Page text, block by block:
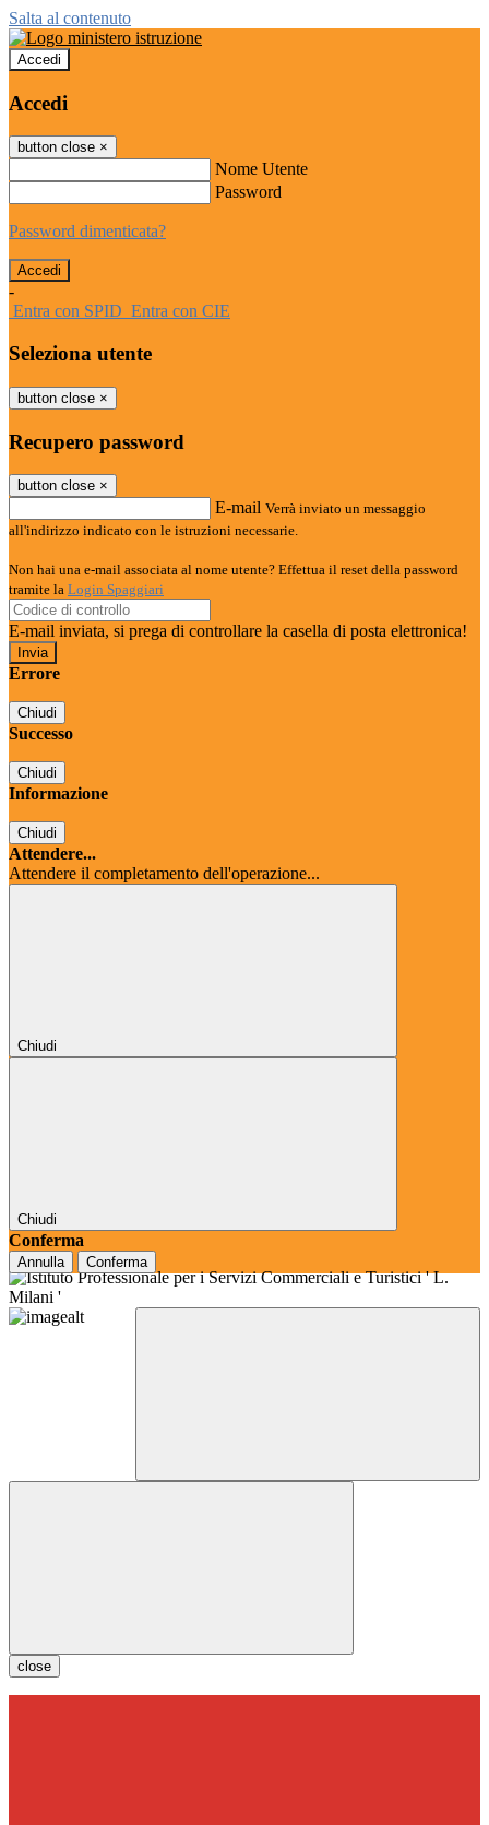
Salta al contenuto
Accedi
Accedi
button close ×
Nome Utente
Password
Password dimenticata?
-
Entra con SPID Entra con CIE
Seleziona utente
button close ×
Recupero password
button close ×
E-mail Verrà inviato un messaggio
all'indirizzo indicato con le istruzioni necessarie.
Non hai una e-mail associata al nome utente? Effettua il reset della password
tramite la Login Spaggiari
E-mail inviata, si prega di controllare la casella di posta elettronica!
Errore
Chiudi
Successo
Chiudi
Informazione
Chiudi
Attendere...
Attendere il completamento dell'operazione...
Chiudi
Chiudi
Conferma
Annulla Conferma
close